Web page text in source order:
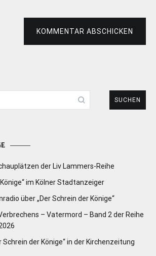
KOMMENTAR ABSCHICKEN
der Liv Lammers-Reihe
im Kölner Stadtanzeiger
über „Der Schrein der Könige“
– Vatermord – Band 2 der Reihe
Schrein der Könige“ in der Kirchenzeitung